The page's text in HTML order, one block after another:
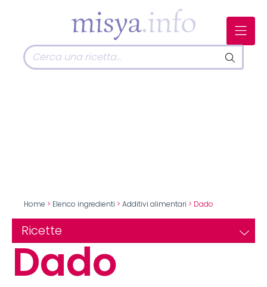
Home > Elenco ingredienti > Additivi alimentari > Dado
Ricette
Dado